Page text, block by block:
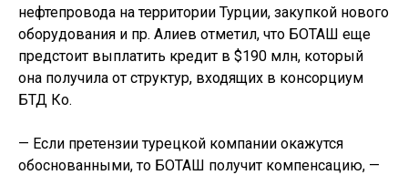
нефтепровода на территории Турции, закупкой нового
оборудования и пр. Алиев отметил, что БОТАШ еще
предстоит выплатить кредит в $190 млн, который
она получила от структур, входящих в консорциум
БТД Ко.
— Если претензии турецкой компании окажутся
обоснованными, то БОТАШ получит компенсацию, —